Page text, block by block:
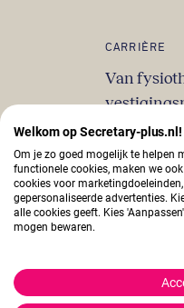
CARRIÈRE
Van
plek bij
CARRIÈRE
Team assistant Gerda
Welkom op Secretary-plus.nl!
Om je zo goed mogelijk te helpen
functionele cookies, maken we
cookies voor
gepersonaliseerde advertenties.
alle cookies geeft. Kies
mogen bewaren.